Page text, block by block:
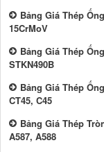
Bảng Giá Thép
15CrMoV
Bảng Giá Thép
STKN490B
Bảng Giá Thép
CT45, C45
Bảng Giá Thép
A587, A588